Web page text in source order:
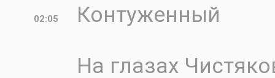
02:05
Контуженный
На глазах